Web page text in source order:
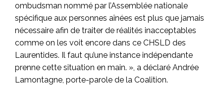
ombudsman nommé par l’Assemblée nationale
spécifique aux personnes aînées est plus que jamais
nécessaire afin de traiter de réalités inacceptables
comme on les voit encore dans ce CHSLD des
Laurentides. Il faut qu’une instance indépendante
prenne cette situation en main. », a déclaré Andrée
Lamontagne, porte-parole de la Coalition.